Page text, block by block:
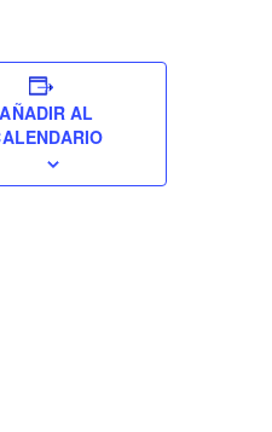
AÑADIR AL